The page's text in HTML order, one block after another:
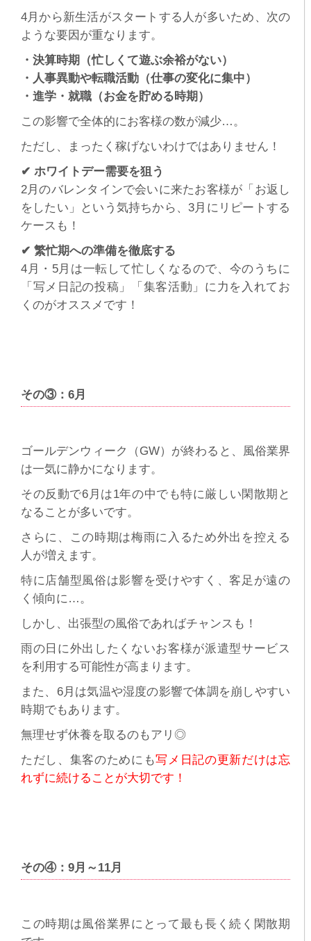
4月から新生活がスタートする人が多いため、次の
ような要因が重なります。
・決算時期（忙しくて遊ぶ余裕がない）
・人事異動や転職活動（仕事の変化に集中）
・進学・就職（お金を貯める時期）
この影響で全体的にお客様の数が減少…。
ただし、まったく稼げないわけではありません！
✔ ホワイトデー需要を狙う
2月のバレンタインで会いに来たお客様が「お返し
をしたい」という気持ちから、3月にリピートする
ケースも！
✔ 繁忙期への準備を徹底する
4月・5月は一転して忙しくなるので、今のうちに
「写メ日記の投稿」「集客活動」に力を入れてお
くのがオススメです！
その③：6月
ゴールデンウィーク（GW）が終わると、風俗業界
は一気に静かになります。
その反動で6月は1年の中でも特に厳しい閑散期と
なることが多いです。
さらに、この時期は梅雨に入るため外出を控える
人が増えます。
特に店舗型風俗は影響を受けやすく、客足が遠の
く傾向に…。
しかし、出張型の風俗であればチャンスも！
雨の日に外出したくないお客様が派遣型サービス
を利用する可能性が高まります。
また、6月は気温や湿度の影響で体調を崩しやすい
時期でもあります。
無理せず休養を取るのもアリ◎
ただし、集客のためにも写メ日記の更新だけは忘
れずに続けることが大切です！
その④：9月～11月
この時期は風俗業界にとって最も長く続く閑散期